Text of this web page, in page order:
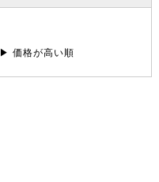
▶ 価格が高い順